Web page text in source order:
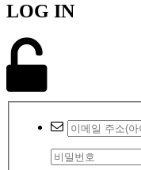
LOG IN